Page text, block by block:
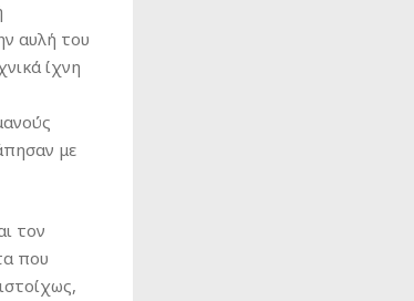
αυλή του
ίχνη
με
τον
που